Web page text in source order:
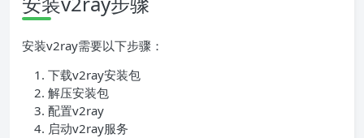
安装v2ray需要以下步骤：
下载v2ray安装包
解压安装包
配置v2ray
启动v2ray服务